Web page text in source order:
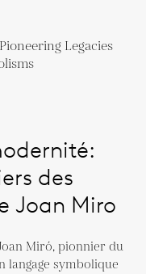
des
Joan Miro
Miró, pionnier du
langage symbolique